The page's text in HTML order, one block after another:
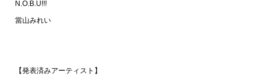
N.O.B.U!!!
當山みれい
【発表済みアーティスト】